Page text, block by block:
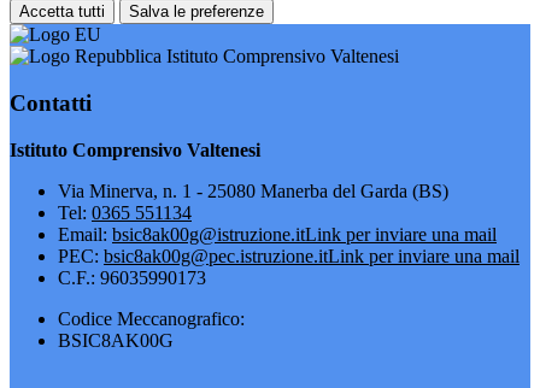
Accetta tutti Salva le preferenze
Istituto Comprensivo Valtenesi
Contatti
Istituto Comprensivo Valtenesi
Via Minerva, n. 1 - 25080 Manerba del Garda (BS)
Tel: 0365 551134
Email: bsic8ak00g@istruzione.itLink per inviare una mail
PEC: bsic8ak00g@pec.istruzione.itLink per inviare una mail
C.F.: 96035990173
Codice Meccanografico:
BSIC8AK00G